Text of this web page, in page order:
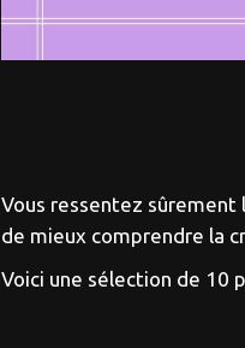
Vous ressentez sûrement
de mieux comprendre la
Voici une sélection de 10